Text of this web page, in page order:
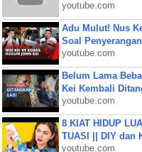
youtube.com
Adu Mulut! Nus
Soal
youtube.com
Belum Lama
Kei Kembali
youtube.com
8 KIAT HIDUP
TUASI || DIY dan
youtube.com